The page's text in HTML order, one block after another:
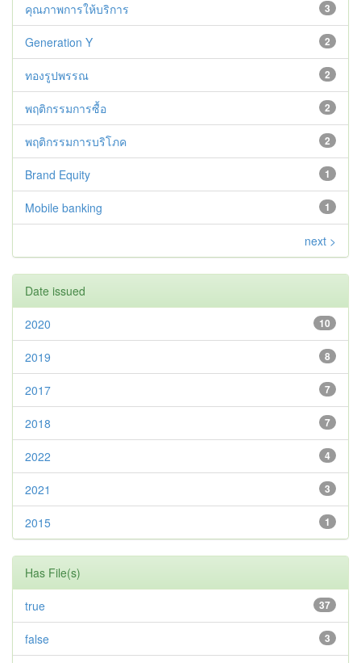
3
คุณภาพการให้บริการ
2
Generation Y
2
ทองรูปพรรณ
2
พฤติกรรมการซื้อ
2
พฤติกรรมการบริโภค
1
Brand Equity
1
Mobile banking
next >
Date issued
10
2020
8
2019
7
2017
7
2018
4
2022
3
2021
1
2015
Has File(s)
37
true
3
false